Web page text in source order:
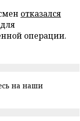
отказался
операции.
на наши